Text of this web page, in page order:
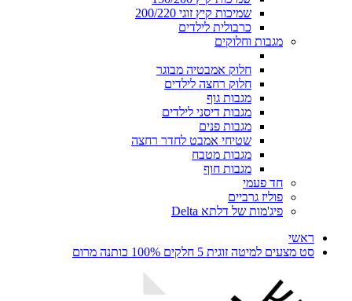
שמיכות קיץ זוגי 200/220
כרבולית לילדים
מגבות וחלוקים
חלוק אמבטיה מבוגר
חלוק רחצה לילדים
מגבות גוף
מגבות דיסני לילדים
מגבות פנים
שטיחי אמבט לחדר רחצה
מגבות מטבח
מגבות חוף
חד פעמי
פוליז גרביים
פיג'מות של דלתא Delta
ראשי
סט מצעים למיטה זוגית 5 חלקים 100% כותנה מרום